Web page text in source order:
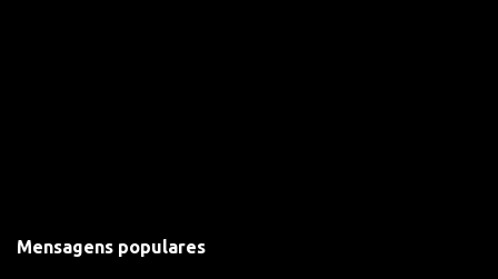
Mensagens populares